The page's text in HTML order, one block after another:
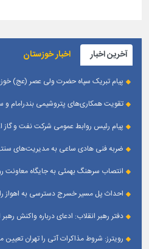
آخرین اخبار اخبار خوزستان
پیام تبریک سپاه حضرت ولی عصر (عج)
تقویت همکاری‌های پتروشیمی بندرامام و
پیام رئیس روابط عمومی شركت نفت و گاز
ضربه فنی هادی ساعی به مدیریت‌های
انتصاب سرهنگ بهمئی به جایگاه معاونت
احداث پل مسیر خسرج دسترسی به اهواز را ۶۰ کیلومتر کوتاه می‌کند
دفتر رهبر انقلاب: ادعای درباره واکنش
رویترز: شروط مذاکرات آتی را تهران تعیین